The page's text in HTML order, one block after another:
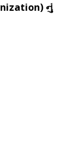
નું